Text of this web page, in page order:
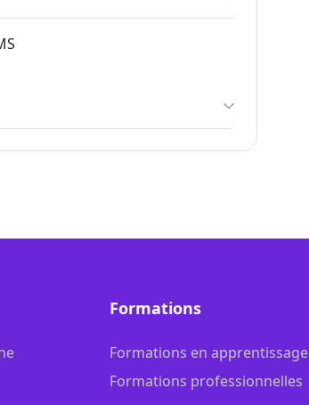
Formations
Formations en apprentissage
Formations professionnelles